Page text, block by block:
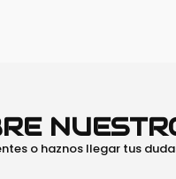
o haznos llegar tus